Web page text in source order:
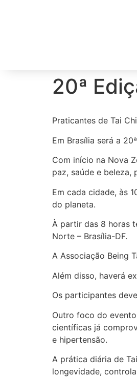
20ª
Praticantes de Tai
Em Brasília será a
Com início na Nova
paz, saúde e beleza,
Em cada cidade, às
do planeta.
À partir das 8 horas
Norte – Brasília-DF.
A Associação Being
Além disso, haverá
Os participantes
Outro foco do
científicas já
e hipertensão.
A prática diária de
longevidade,